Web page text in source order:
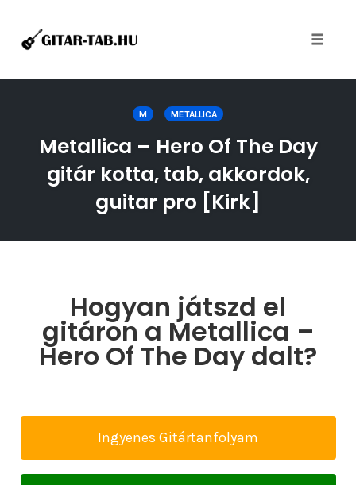
M METALLICA
Metallica – Hero Of The Day
gitár kotta, tab, akkordok,
guitar pro [Kirk]
Hogyan játszd el
gitáron a Metallica –
Hero Of The Day dalt?
Ingyenes Gitártanfolyam